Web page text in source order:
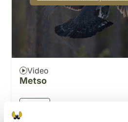
Video
Metso